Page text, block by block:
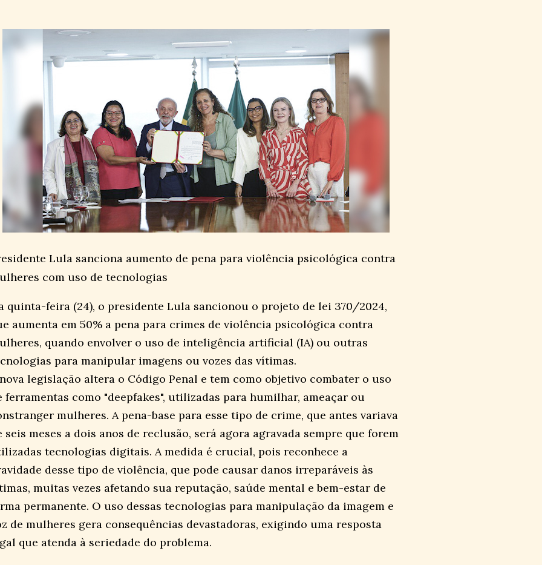
Lula sanciona aumento de pena para violência psicológica contra
com uso de tecnologias
quinta-feira (24), o presidente Lula sancionou o projeto de lei 370/2024,
aumenta em 50% a pena para crimes de violência psicológica contra
quando envolver o uso de inteligência artificial (IA) ou outras
para manipular imagens ou vozes das vítimas.
legislação altera o Código Penal e tem como objetivo combater o uso
ferramentas como "deepfakes", utilizadas para humilhar, ameaçar ou
mulheres. A pena-base para esse tipo de crime, que antes variava
seis meses a dois anos de reclusão, será agora agravada sempre que forem
tecnologias digitais. A medida é crucial, pois reconhece a
desse tipo de violência, que pode causar danos irreparáveis às
muitas vezes afetando sua reputação, saúde mental e bem-estar de
permanente. O uso dessas tecnologias para manipulação da imagem e
de mulheres gera consequências devastadoras, exigindo uma resposta
que atenda à seriedade do problema.